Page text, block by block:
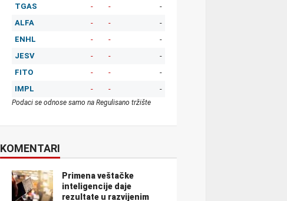
TGAS
- -
-
ALFA
- -
-
ENHL
- -
-
JESV
- -
-
FITO
- -
-
IMPL
- - -
Podaci se odnose samo na Regulisano tržište
KOMENTARI
Primena veštačke
inteligencije daje
rezultate u razvijenim